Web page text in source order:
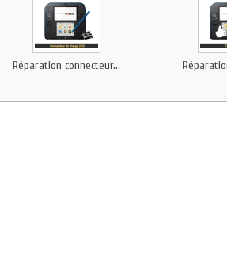
Réparation connecteur...